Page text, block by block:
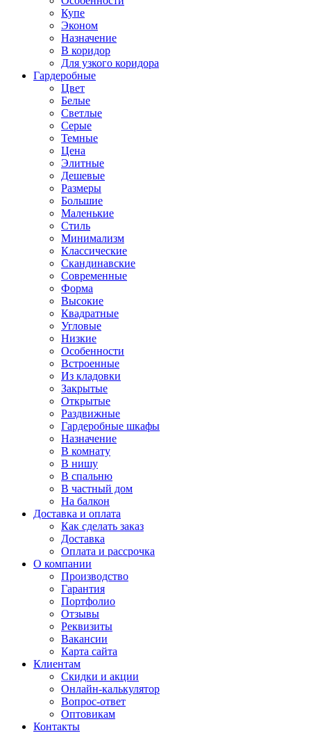
Купе
Эконом
Назначение
В коридор
Для узкого коридора
Гардеробные
Цвет
Белые
Светлые
Серые
Темные
Цена
Элитные
Дешевые
Размеры
Большие
Маленькие
Стиль
Минимализм
Классические
Скандинавские
Современные
Форма
Высокие
Квадратные
Угловые
Низкие
Особенности
Встроенные
Из кладовки
Закрытые
Открытые
Раздвижные
Гардеробные шкафы
Назначение
В комнату
В нишу
В спальню
В частный дом
На балкон
Доставка и оплата
Как сделать заказ
Доставка
Оплата и рассрочка
О компании
Производство
Гарантия
Портфолио
Отзывы
Реквизиты
Вакансии
Карта сайта
Клиентам
Скидки и акции
Онлайн-калькулятор
Вопрос-ответ
Оптовикам
Контакты